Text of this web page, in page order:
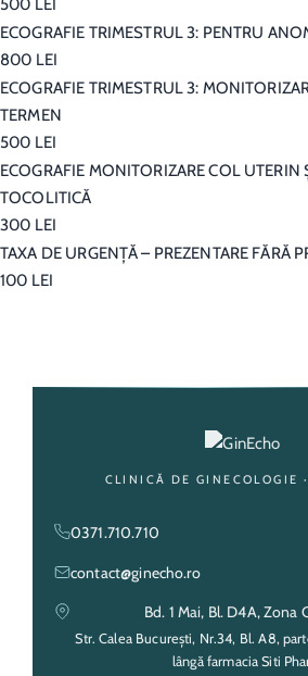
500 LEI
ECOGRAFIE TRIMESTRUL 3: PENTRU
800 LEI
ECOGRAFIE TRIMESTRUL 3:
TERMEN
500 LEI
ECOGRAFIE MONITORIZARE COL UTERIN
TOCOLITICĂ
300 LEI
TAXA DE URGENŢĂ – PREZENTARE FĂRĂ
100 LEI
CLINICĂ DE GINECOLOGIE
0371.710.710
contact@ginecho.ro
Bd. 1 Mai, Bl. D4A, Zona
Str. Calea București, Nr.34, Bl. A8,
lângă farmacia Siti